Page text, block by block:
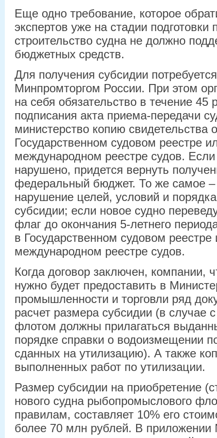
Еще одно требование, которое
экспертов уже на стадии подготовки
строительство судна не должно
бюджетных средств.
Для получения субсидии
Минпромторгом России. При этом
на себя обязательство в течение 45
подписания акта приема-передачи
министерство копию свидетельства
Государственном судовом реестре
международном реестре судов. Если
нарушено, придется вернуть
федеральный бюджет. То же самое –
нарушение целей, условий и
субсидии; если новое судно
флаг до окончания 5-летнего
в Государственном судовом
международном реестре судов.
Когда договор заключен, компании,
нужно будет предоставить в
промышленности и торговли ряд
расчет размера субсидии (в
флотом должны прилагаться
порядке справки о водоизмещении
сданных на утилизацию). А также
выполненных работ по утилизации.
Размер субсидии на приобретение
нового судна рыбопромыслового
правилам, составляет 10% его
более 70 млн рублей. В